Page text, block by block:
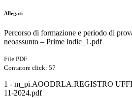
Allegati
Percorso di formazione e periodo di
neoassunto – Prime indic_1.pdf
File PDF
Contatore click: 57
1 - m_pi.AOODRLA.REGISTRO
11-2024.pdf